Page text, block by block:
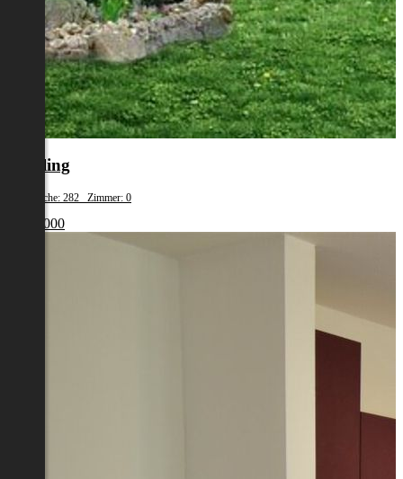
Mödling
Wohnfläche: 282 Zimmer: 0
€ 965 000